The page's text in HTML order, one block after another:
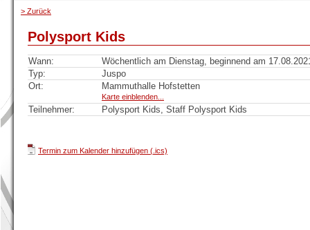
> Zurück
Polysport Kids
Wann:
Wöchentlich am Dienstag, beginnend am
Typ:
Juspo
Ort:
Mammuthalle Hofstetten
Karte einblenden...
Teilnehmer: Polysport Kids, Staff Polysport Kids
Termin zum Kalender hinzufügen (.ics)